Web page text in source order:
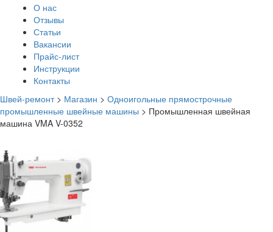
О нас
Отзывы
Статьи
Вакансии
Прайс-лист
Инструкции
Контакты
Швей-ремонт> Магазин > Одноигольные прямострочные
промышленные швейные машины > Промышленная швейная
машина VMA V-0352